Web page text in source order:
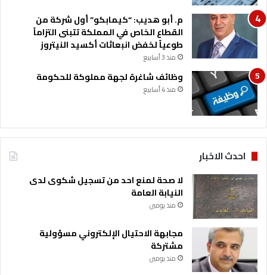
م. أبو هديب: “كيمابكو” أول شركة من
القطاع الخاص في المملكة تتبنى التزاماً
طوعياً لخفض انبعاثات أكسيد النيتروز
منذ 3 أسابيع
وظائف شاغرة لجهة مملوكة للحكومة
منذ 4 أسابيع
احدث الاخبار
لا صحة لمنع احد من تسجيل شكوى لدى
النيابة العامة
منذ يومين
مجابهة الاحتيال الإلكتروني مسؤولية
مشتركة
منذ يومين